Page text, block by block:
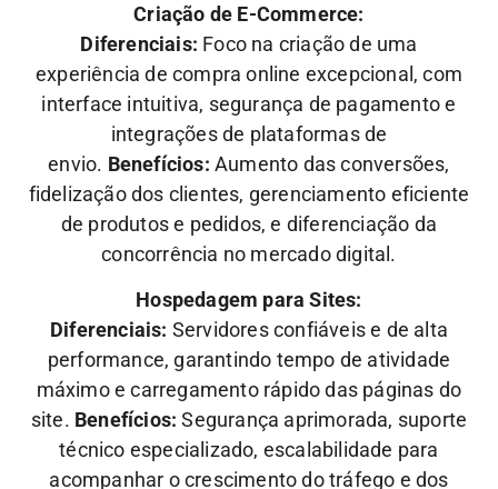
Criação de E-Commerce:
Diferenciais: Foco na criação de uma
experiência de compra online excepcional, com
interface intuitiva, segurança de pagamento e
integrações de plataformas de
envio. Benefícios: Aumento das conversões,
fidelização dos clientes, gerenciamento eficiente
de produtos e pedidos, e diferenciação da
concorrência no mercado digital.
Hospedagem para Sites:
Diferenciais: Servidores confiáveis e de alta
performance, garantindo tempo de atividade
máximo e carregamento rápido das páginas do
site. Benefícios: Segurança aprimorada, suporte
técnico especializado, escalabilidade para
acompanhar o crescimento do tráfego e dos